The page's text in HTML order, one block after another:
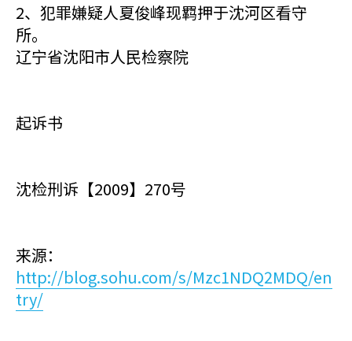
2、犯罪嫌疑人夏俊峰现羁押于沈河区看守
所。
辽宁省沈阳市人民检察院
起诉书
沈检刑诉【2009】270号
来源：
http://blog.sohu.com/s/Mzc1NDQ2MDQ/en
try/